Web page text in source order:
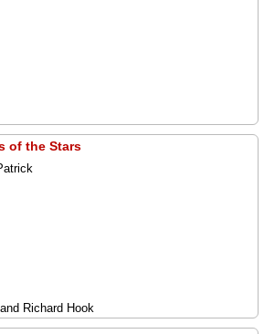
of the Stars
Richard Hook